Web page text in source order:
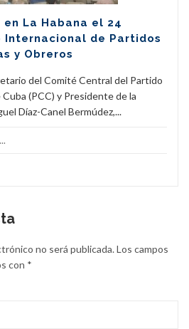
en La Habana el 24
Internacional de Partidos
y Obreros
del Comité Central del Partido
(PCC) y Presidente de la
Díaz-Canel Bermúdez,...
...
no será publicada.Los campos
con *